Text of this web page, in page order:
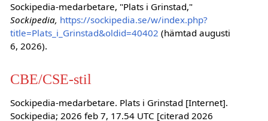
Sockipedia-medarbetare, "Plats i Grinstad,"
Sockipedia, https://sockipedia.se/w/index.php?
title=Plats_i_Grinstad&oldid=40402 (hämtad augusti
6, 2026).
CBE/CSE-stil
Sockipedia-medarbetare. Plats i Grinstad [Internet].
Sockipedia; 2026 feb 7, 17.54 UTC [citerad 2026